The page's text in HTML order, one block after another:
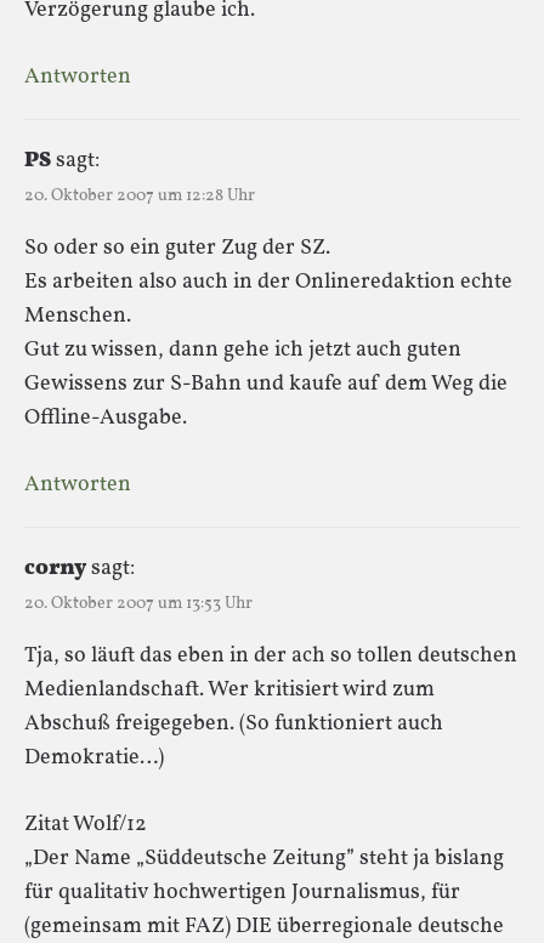
Verzögerung glaube ich.
Antworten
PSsagt:
20. Oktober 2007 um 12:28 Uhr
So oder so ein guter Zug der SZ.
Es arbeiten also auch in der Onlineredaktion echte
Menschen.
Gut zu wissen, dann gehe ich jetzt auch guten
Gewissens zur S-Bahn und kaufe auf dem Weg die
Offline-Ausgabe.
Antworten
cornysagt:
20. Oktober 2007 um 13:53 Uhr
Tja, so läuft das eben in der ach so tollen deutschen
Medienlandschaft. Wer kritisiert wird zum
Abschuß freigegeben. (So funktioniert auch
Demokratie…)
Zitat Wolf/12
„Der Name „Süddeutsche Zeitung” steht ja bislang
für qualitativ hochwertigen Journalismus, für
(gemeinsam mit FAZ) DIE überregionale deutsche